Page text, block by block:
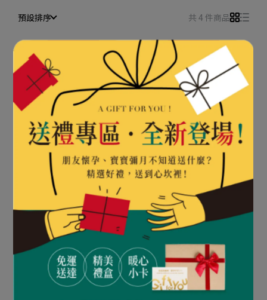
預設排序 共 4 件商品
六甲村Mammy Village 初
生美好典藏禮
NT$999
NT$1,318
加入購物車
六甲村Mammy Village 舒
眠釋壓好眠禮
NT$986
NT$1,280
加入購物車